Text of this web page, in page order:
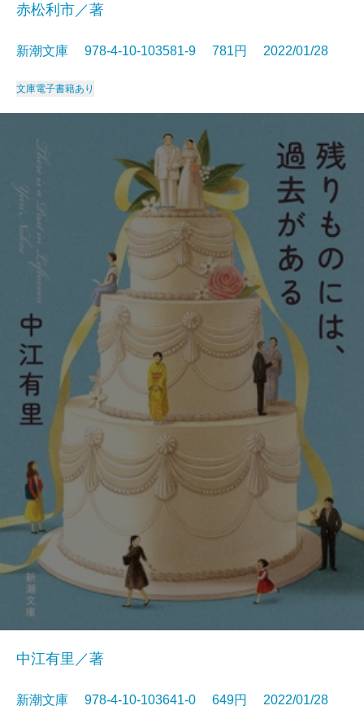
赤松利市／著
新潮文庫 978-4-10-103581-9 781円 2022/01/28
文庫電子書籍あり
中江有里／著
新潮文庫 978-4-10-103641-0 649円 2022/01/28